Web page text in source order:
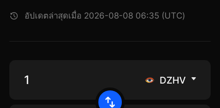
อัปเดตล่าสุดเมื่อ 2026-08-08 06:35 (UTC)
DZHV